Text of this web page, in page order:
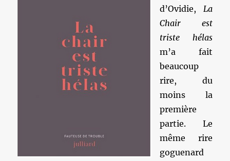
d’Ovidie, La
Chair est
triste hélas
m’a fait
beaucoup
rire, du
moins la
première
partie. Le
même rire
goguenard